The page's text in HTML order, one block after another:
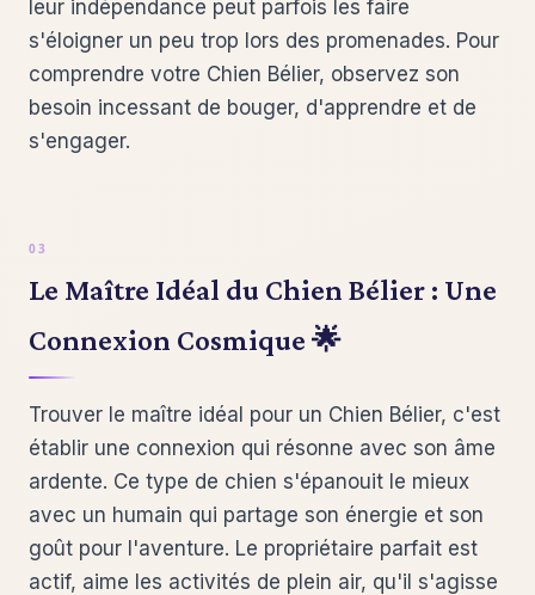
leur indépendance peut parfois les faire
s'éloigner un peu trop lors des promenades. Pour
comprendre votre Chien Bélier, observez son
besoin incessant de bouger, d'apprendre et de
s'engager.
Le Maître Idéal du Chien Bélier : Une
Connexion Cosmique 🌟
Trouver le maître idéal pour un Chien Bélier, c'est
établir une connexion qui résonne avec son âme
ardente. Ce type de chien s'épanouit le mieux
avec un humain qui partage son énergie et son
goût pour l'aventure. Le propriétaire parfait est
actif, aime les activités de plein air, qu'il s'agisse